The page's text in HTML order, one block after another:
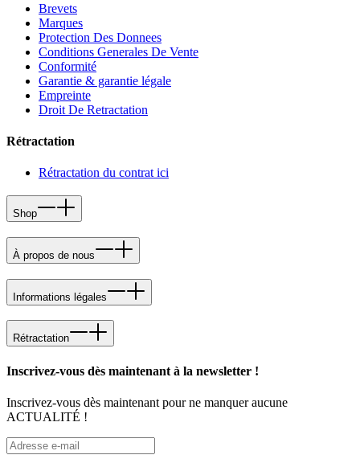
Brevets
Marques
Protection Des Donnees
Conditions Generales De Vente
Conformité
Garantie & garantie légale
Empreinte
Droit De Retractation
Rétractation
Rétractation du contrat ici
Shop
À propos de nous
Informations légales
Rétractation
Inscrivez-vous dès maintenant à la newsletter !
Inscrivez-vous dès maintenant pour ne manquer aucune
ACTUALITÉ !